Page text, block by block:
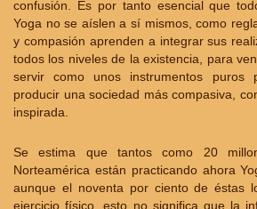
confusión. Es por tanto esencial que
Yoga no se aíslen a sí mismos, como
y compasión aprenden a integrar sus
todos los niveles de la existencia, para
servir como unos instrumentos puros
producir una sociedad más compasiva,
inspirada.
Se estima que tantos como 20
Norteamérica están practicando ahora
aunque el noventa por ciento de éstas
ejercicio físico, esto no significa que la